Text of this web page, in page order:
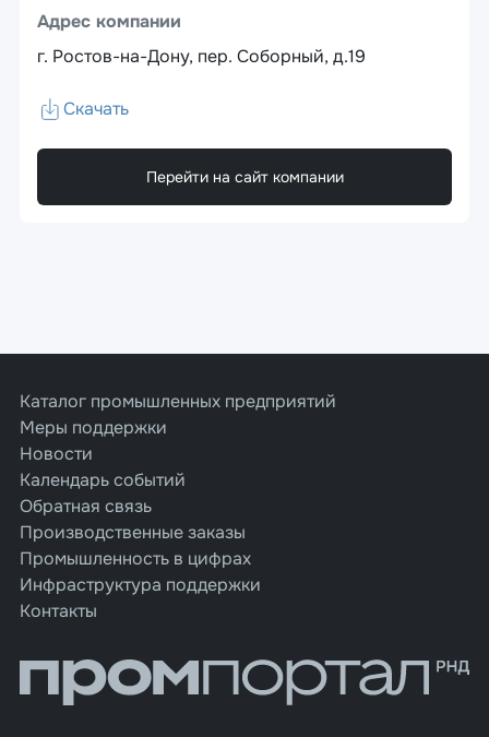
Адрес компании
г. Ростов-на-Дону, пер. Соборный, д.19
Скачать
Перейти на сайт компании
Каталог промышленных предприятий
Меры поддержки
Новости
Календарь событий
Обратная связь
Производственные заказы
Промышленность в цифрах
Инфраструктура поддержки
Контакты